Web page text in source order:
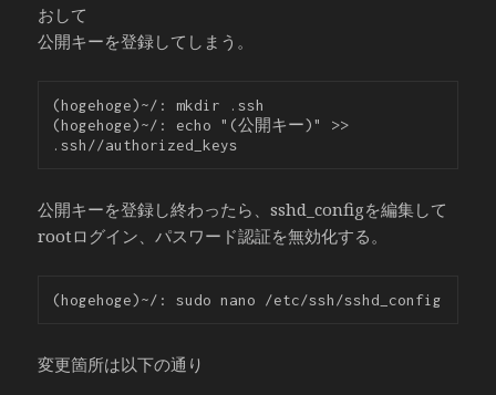
おして
公開キーを登録してしまう。
(hogehoge)~/: mkdir .ssh
(hogehoge)~/: echo "(公開キー)" >>
公開キーを登録し終わったら、sshd_configを編集して
rootログイン、パスワード認証を無効化する。
変更箇所は以下の通り